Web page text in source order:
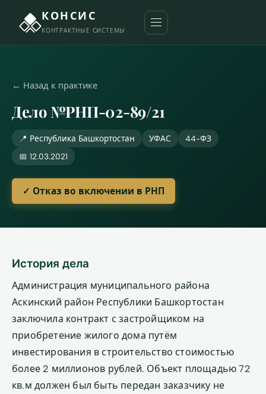
КОНСИС
КОНТРАКТНЫЕ СИСТЕМЫ
← Назад к практике
Дело №РНП-02-89/21
📍 Республика Башкортостан УФАС
44-ФЗ
📅 12.03.2021
✓ Отказ во включении в РНП
История дела
Администрация муниципального района
Аскинский район Республики Башкортостан
заключила контракт с застройщиком на
приобретение жилого дома путём
инвестирования в строительство стоимостью
более 2 миллионов рублей. Объект площадью 72
кв.м должен был быть передан заказчику не